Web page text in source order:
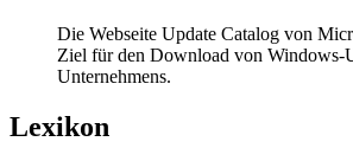
Die Webseite Update Catalog von
Ziel für den Download von Windows-
Unternehmens.
Lexikon